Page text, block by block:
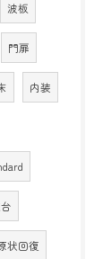
波板
門扉
内装
状回復